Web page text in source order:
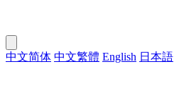
中文简体 中文繁體 English 日本語